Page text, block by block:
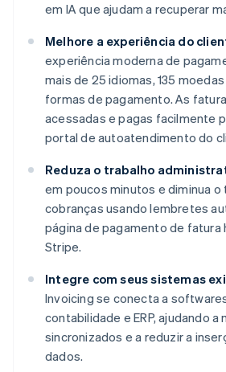
em IA que ajudam a recuperar
Melhore a experiência do
experiência moderna de
mais de 25 idiomas, 135
formas de pagamento. As
acessadas e pagas facilmente
portal de autoatendimento do
Reduza o trabalho
em poucos minutos e diminua
cobranças usando lembretes
página de pagamento de fatura
Stripe.
Integre com seus sistemas
Invoicing se conecta a
contabilidade e ERP, ajudando
sincronizados e a reduzir a
dados.